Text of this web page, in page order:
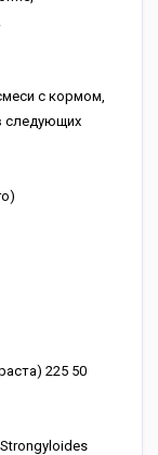
с кормом,
следующих
225 50